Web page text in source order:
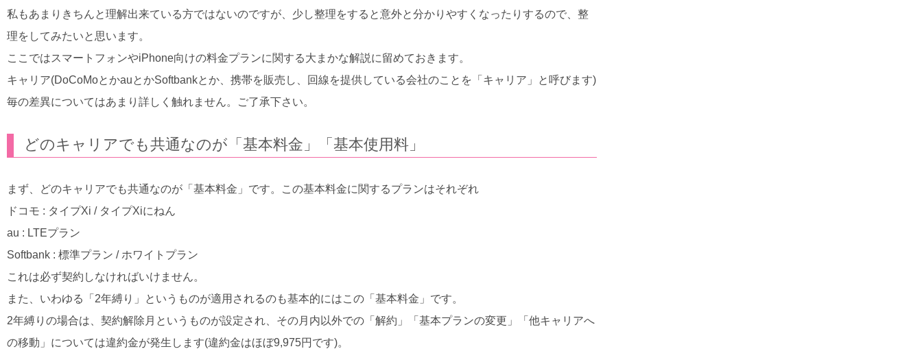
私もあまりきちんと理解出来ている方ではないのですが、少し整理をすると意外と分かりやすくなったりするので、整
理をしてみたいと思います。
ここではスマートフォンやiPhone向けの料金プランに関する大まかな解説に留めておきます。
キャリア(DoCoMoとかauとかSoftbankとか、携帯を販売し、回線を提供している会社のことを「キャリア」と呼びます)
毎の差異についてはあまり詳しく触れません。ご了承下さい。
どのキャリアでも共通なのが「基本料金」「基本使用料」
まず、どのキャリアでも共通なのが「基本料金」です。この基本料金に関するプランはそれぞれ
ドコモ : タイプXi / タイプXiにねん
au : LTEプラン
Softbank : 標準プラン / ホワイトプラン
これは必ず契約しなければいけません。
また、いわゆる「2年縛り」というものが適用されるのも基本的にはこの「基本料金」です。
2年縛りの場合は、契約解除月というものが設定され、その月内以外での「解約」「基本プランの変更」「他キャリアへ
の移動」については違約金が発生します(違約金はほぼ9,975円です)。